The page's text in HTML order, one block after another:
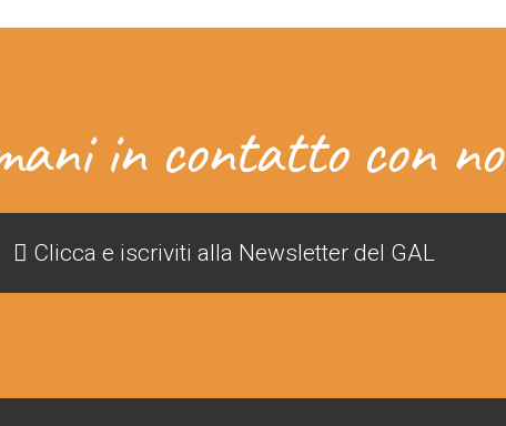
in contatto con
Clicca e iscriviti alla Newsletter del GAL